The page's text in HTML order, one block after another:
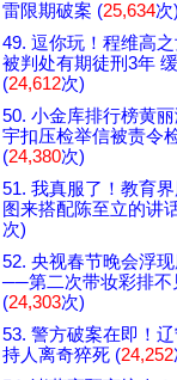
雷限期破案 (25,634次)
49. 逗你玩！程维高
被判处有期徒刑3年
(24,612次)
50. 小金库排行榜黄
宇扣压检举信被责令
(24,380次)
51. 我真服了！教育
图来搭配陈至立的讲
次)
52. 央视春节晚会浮
──第二次带妆彩排不
(24,303次)
53. 警方破案在即！
持人离奇猝死 (24,252